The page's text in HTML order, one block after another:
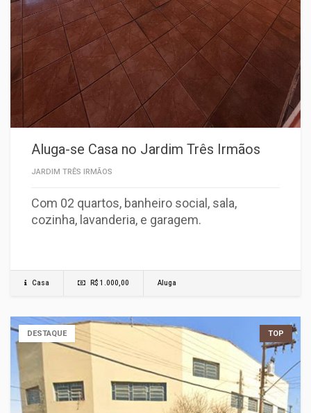
Aluga-se Casa no Jardim Três Irmãos
JARDIM TRÊS IRMÃOS
Com 02 quartos, banheiro social, sala,
cozinha, lavanderia, e garagem.
Casa R$ 1.000,00 Aluga
DESTAQUE TOP